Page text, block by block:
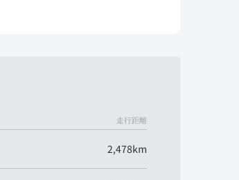
走行距離
2,478km